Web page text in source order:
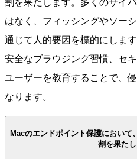
割を果たします。多くのサイ
はなく、フィッシングやソー
通じて人的要因を標的にしま
安全なブラウジング習慣、セ
ユーザーを教育することで、
なります。
Macのエンドポイント保護において
割を果た